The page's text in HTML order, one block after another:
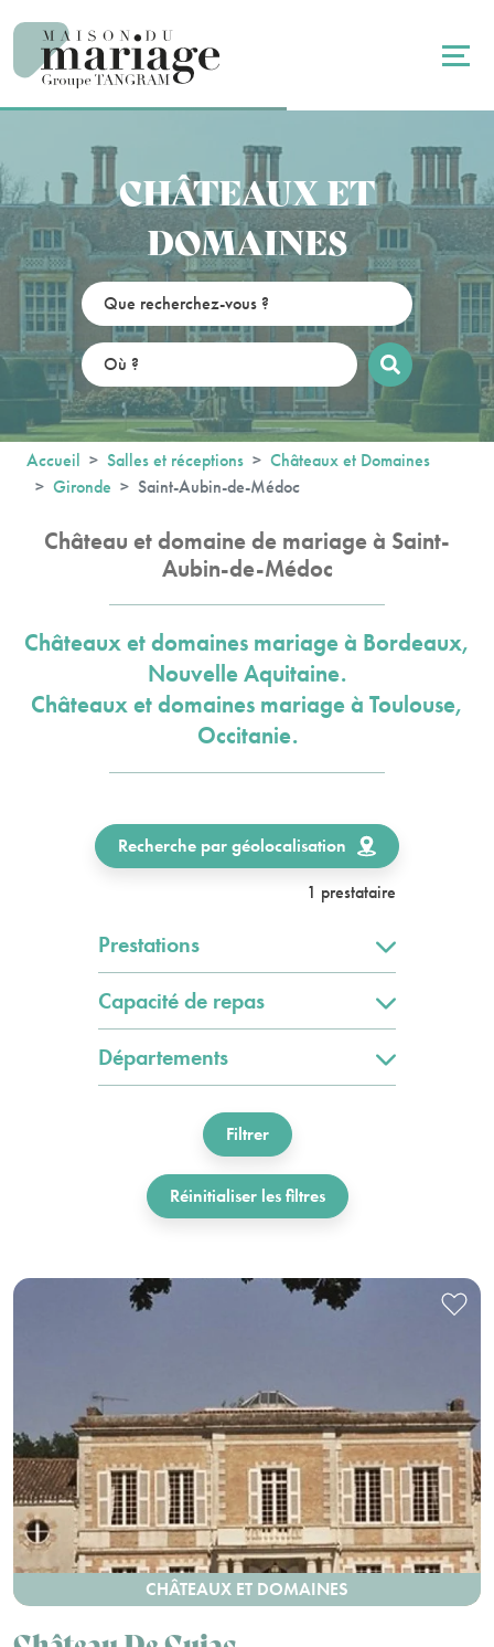
CHÂTEAUX ET
DOMAINES
Accueil Salles et réceptions
Châteaux et Domaines
Gironde
Saint-Aubin-de-Médoc
Château et domaine de mariage à Saint-
Aubin-de-Médoc
Châteaux et domaines mariage à Bordeaux,
Nouvelle Aquitaine.
Châteaux et domaines mariage à Toulouse,
Occitanie.
Recherche par géolocalisation
1 prestataire
Prestations
Capacité de repas
Départements
Filtrer
Réinitialiser les filtres
CHÂTEAUX ET DOMAINES